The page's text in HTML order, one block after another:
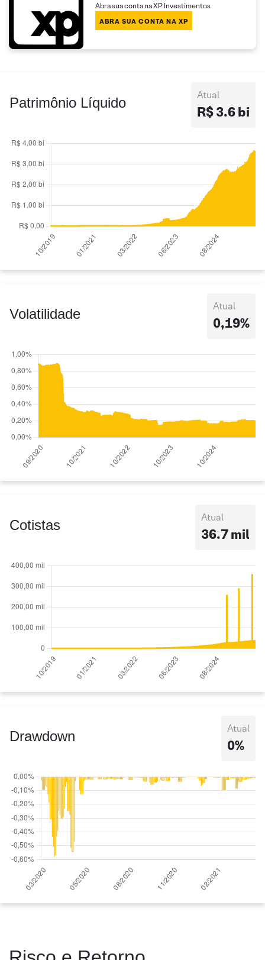
Abra sua conta na XP Investimentos
ABRA SUA CONTA NA XP
Patrimônio Líquido Atual
R$ 3.6 bi
Volatilidade Atual
0,19%
Cotistas Atual
36.7 mil
Drawdown Atual
0%